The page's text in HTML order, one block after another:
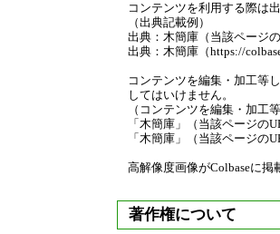
コンテンツを利用する際は
（出典記載例）
出典：木簡庫（当該ページ
出典：木簡庫（https://
コンテンツを編集・加工等
してはいけません。
（コンテンツを編集・加工
「木簡庫」（当該ページの
「木簡庫」（当該ページ
高解像度画像がColbaseに掲
著作権について